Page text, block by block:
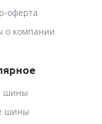
оферта
о компании
шины
шины